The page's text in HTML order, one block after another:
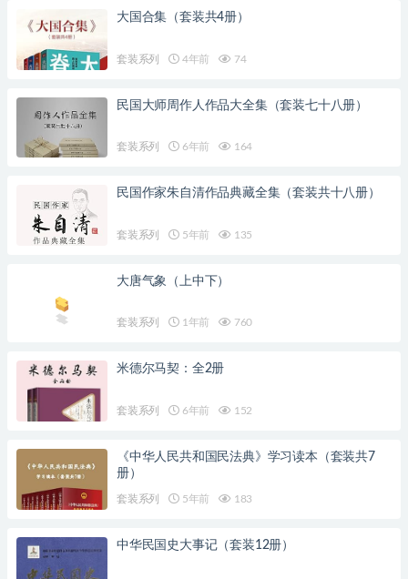
大国合集（套装共4册）
套装系列 4年前 74
民国大师周作人作品大全集（套装七十八册）
套装系列 6年前 164
民国作家朱自清作品典藏全集（套装共十八册）
套装系列 5年前 135
大唐气象（上中下）
套装系列 1年前 760
米德尔马契：全2册
套装系列 6年前 152
《中华人民共和国民法典》学习读本（套装共7
册）
套装系列 5年前 183
中华民国史大事记（套装12册）